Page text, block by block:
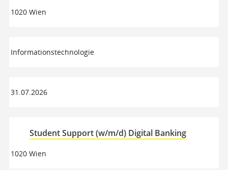
1020 Wien
Informationstechnologie
31.07.2026
Student Support (w/m/d) Digital Banking
1020 Wien